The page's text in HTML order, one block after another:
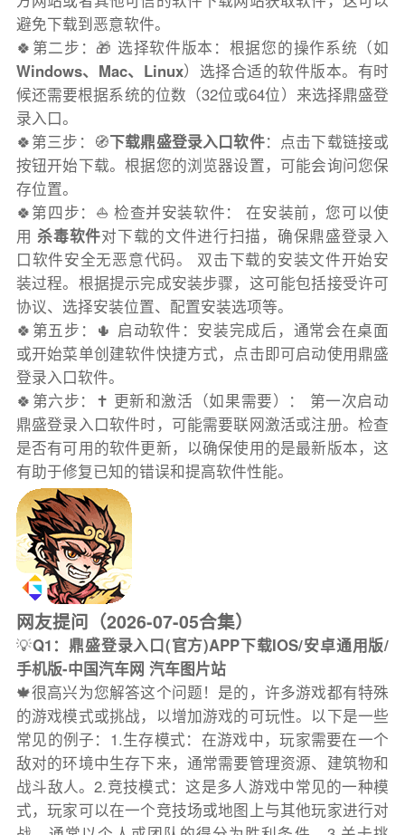
避免下载到恶意软件。
🍀第二步：🎁 选择软件版本：根据您的操作系统（如
Windows、Mac、Linux）选择合适的软件版本。有时
候还需要根据系统的位数（32位或64位）来选择鼎盛登
录入口。
🍀第三步：🧭下载鼎盛登录入口软件：点击下载链接或
按钮开始下载。根据您的浏览器设置，可能会询问您保
存位置。
🍀第四步：⛵️ 检查并安装软件： 在安装前，您可以使
用杀毒软件对下载的文件进行扫描，确保鼎盛登录入
口软件安全无恶意代码。 双击下载的安装文件开始安
装过程。根据提示完成安装步骤，这可能包括接受许可
协议、选择安装位置、配置安装选项等。
🍀第五步：🌵 启动软件：安装完成后，通常会在桌面
或开始菜单创建软件快捷方式，点击即可启动使用鼎盛
登录入口软件。
🍀第六步：✝️ 更新和激活（如果需要）： 第一次启动
鼎盛登录入口软件时，可能需要联网激活或注册。检查
是否有可用的软件更新，以确保使用的是最新版本，这
有助于修复已知的错误和提高软件性能。
网友提问（2026-07-05合集）
💡Q1：鼎盛登录入口(官方)APP下载IOS/安卓通用版/
手机版-中国汽车网 汽车图片站
🍁很高兴为您解答这个问题！是的，许多游戏都有特殊
的游戏模式或挑战，以增加游戏的可玩性。以下是一些
常见的例子：1.生存模式：在游戏中，玩家需要在一个
敌对的环境中生存下来，通常需要管理资源、建筑物和
战斗敌人。2.竞技模式：这是多人游戏中常见的一种模
式，玩家可以在一个竞技场或地图上与其他玩家进行对